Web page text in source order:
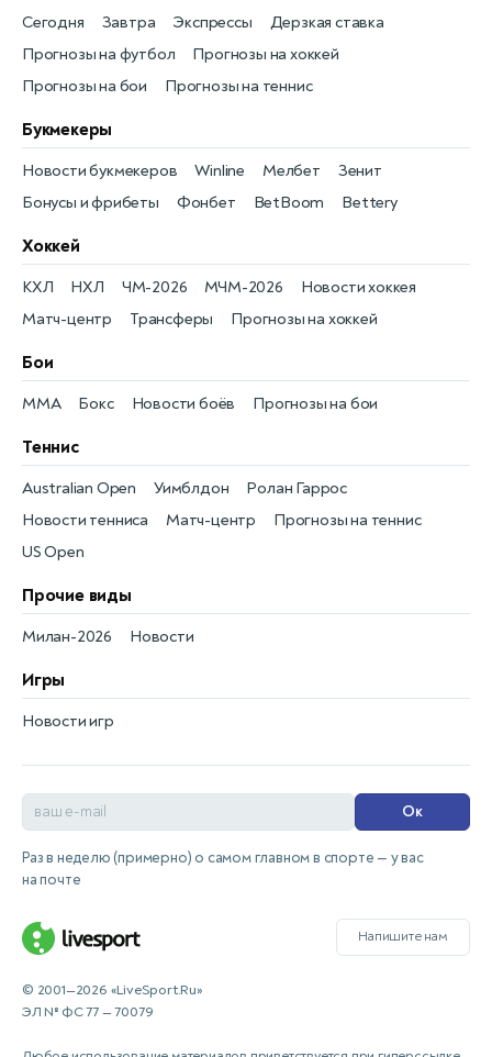
Прогнозы на футбол
Сегодня
Прогнозы на хоккей
Завтра
Прогнозы на бои
Экспрессы
Прогнозы на теннис
Дерзкая ставка
Букмекеры
Бонусы и фрибеты
Новости букмекеров
Фонбет
Winline
BetBoom
Мелбет
Bettery
Зенит
Хоккей
Новости хоккея
КХЛ
Матч-центр
НХЛ
Трансферы
ЧМ-2026
Прогнозы на хоккей
МЧМ-2026
Бои
Новости боёв
MMA Прогнозы на бои
Бокс
Теннис
Новости тенниса
Australian Open
Матч-центр
Уимблдон
Прогнозы на теннис
Ролан Гаррос
US Open
Прочие виды
Новости
Милан-2026
Игры
Новости игр
Ок
Раз в неделю (примерно) о самом главном в спорте — у вас
на почте
Напишите нам
© 2001—2026 «LiveSport.Ru»
ЭЛ № ФС 77 — 70079